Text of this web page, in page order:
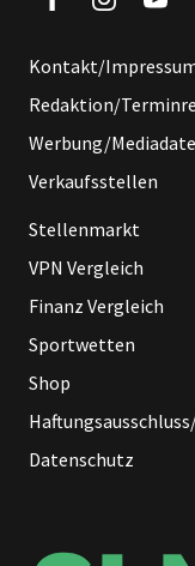
Kontakt/
Redaktion/
Werbung/
Verkaufsstellen
Stellenmarkt
VPN Vergleich
Finanz Vergleich
Sportwetten
Shop
Datenschutz